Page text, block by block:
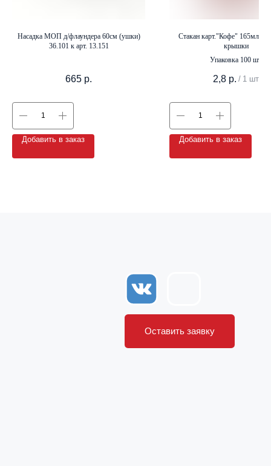
Насадка МОП д/флаундера 60см (ушки)
36.101 к арт. 13.151
665 р.
Добавить в заказ
Стакан карт."Кофе" 165мл
крышки
Упаковка 100 шт.
2,8 р. / 1 шт
Добавить в заказ